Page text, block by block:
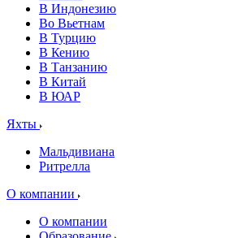
В Индонезию
Во Вьетнам
В Турцию
В Кению
В Танзанию
В Китай
В ЮАР
Яхты
Мальдивиана
Ритрелла
О компании
О компании